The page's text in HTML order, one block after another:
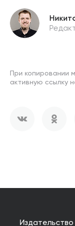
При
активную ссылку
Издательство